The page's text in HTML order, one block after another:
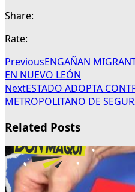
Share:
Rate:
PreviousENGAÑAN
EN NUEVO LEÓN
NextESTADO ADOPTA
METROPOLITANO DE
Related Posts